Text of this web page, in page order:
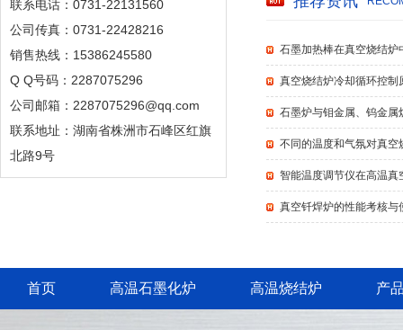
联系电话：0731-22131560
公司传真：0731-22428216
销售热线：15386245580
Q Q号码：2287075296
公司邮箱：2287075296@qq.com
联系地址：湖南省株洲市石峰区红旗
北路9号
石墨加热棒在真空烧结炉
真空烧结炉冷却循环控制
石墨炉与钼金属、钨金属
不同的温度和气氛对真空
智能温度调节仪在高温真
真空钎焊炉的性能考核与
首页 高温石墨化炉 高温烧结炉 产